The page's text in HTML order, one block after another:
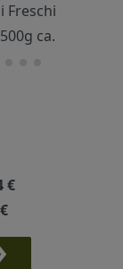
Freschi
ca.
€